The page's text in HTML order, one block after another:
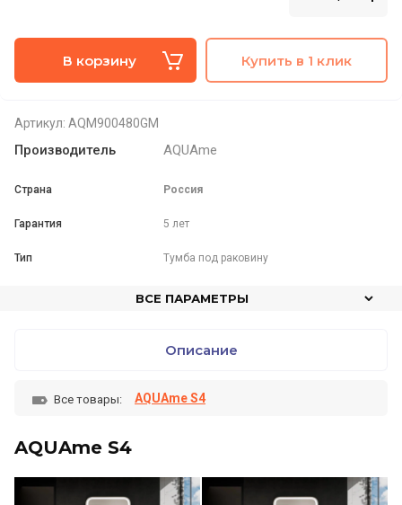
В корзину Купить в 1 клик
Артикул: AQM900480GM
Производитель AQUAme
Страна Россия
Гарантия 5 лет
Тип Тумба под раковину
ВСЕ ПАРАМЕТРЫ
Описание
Все товары: AQUAme S4
AQUAme S4